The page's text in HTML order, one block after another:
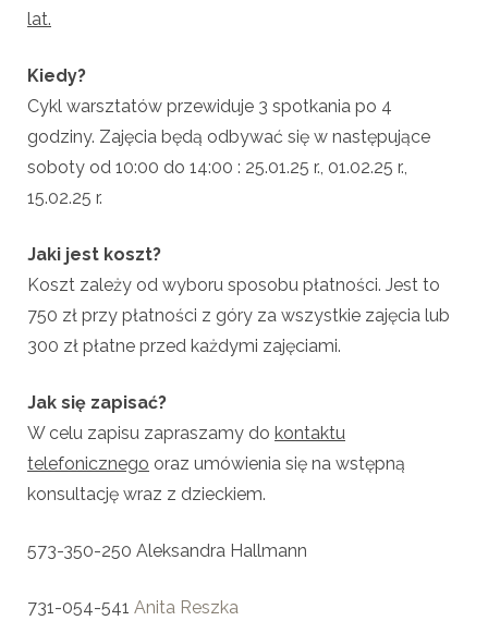
lat.
Kiedy?
Cykl warsztatów przewiduje 3 spotkania po 4
godziny. Zajęcia będą odbywać się w następujące
soboty od 10:00 do 14:00 : 25.01.25 r., 01.02.25 r.,
15.02.25 r.
Jaki jest koszt?
Koszt zależy od wyboru sposobu płatności. Jest to
750 zł przy płatności z góry za wszystkie zajęcia lub
300 zł płatne przed każdymi zajęciami.
Jak się zapisać?
W celu zapisu zapraszamy do kontaktu
telefonicznego oraz umówienia się na wstępną
konsultację wraz z dzieckiem.
573-350-250 Aleksandra Hallmann
731-054-541 Anita Reszka